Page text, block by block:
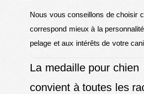
Nous vous conseillons de choisir
correspond mieux à la
pelage et aux intérêts de votre
La medaille pour chien
convient à toutes les